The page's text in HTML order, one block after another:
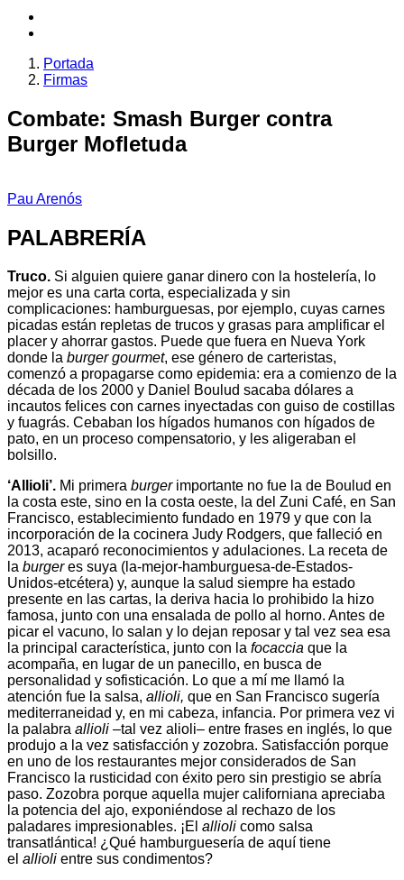
Portada
Firmas
Combate: Smash Burger contra
Burger Mofletuda
Pau Arenós
PALABRERÍA
Truco. Si alguien quiere ganar dinero con la hostelería, lo
mejor es una carta corta, especializada y sin
complicaciones: hamburguesas, por ejemplo, cuyas carnes
picadas están repletas de trucos y grasas para amplificar el
placer y ahorrar gastos. Puede que fuera en Nueva York
donde la burger gourmet, ese género de carteristas,
comenzó a propagarse como epidemia: era a comienzo de la
década de los 2000 y Daniel Boulud sacaba dólares a
incautos felices con carnes inyectadas con guiso de costillas
y fuagrás. Cebaban los hígados humanos con hígados de
pato, en un proceso compensatorio, y les aligeraban el
bolsillo.
‘Allioli’. Mi primera burgerimportante no fue la de Boulud en
la costa este, sino en la costa oeste, la del Zuni Café, en San
Francisco, establecimiento fundado en 1979 y que con la
incorporación de la cocinera Judy Rodgers, que falleció en
2013, acaparó reconocimientos y adulaciones. La receta de
la burgeres suya (la-mejor-hamburguesa-de-Estados-
Unidos-etcétera) y, aunque la salud siempre ha estado
presente en las cartas, la deriva hacia lo prohibido la hizo
famosa, junto con una ensalada de pollo al horno. Antes de
picar el vacuno, lo salan y lo dejan reposar y tal vez sea esa
la principal característica, junto con la focaccia que la
acompaña, en lugar de un panecillo, en busca de
personalidad y sofisticación. Lo que a mí me llamó la
atención fue la salsa, allioli, que en San Francisco sugería
mediterraneidad y, en mi cabeza, infancia. Por primera vez vi
la palabra allioli –tal vez alioli– entre frases en inglés, lo que
produjo a la vez satisfacción y zozobra. Satisfacción porque
en uno de los restaurantes mejor considerados de San
Francisco la rusticidad con éxito pero sin prestigio se abría
paso. Zozobra porque aquella mujer californiana apreciaba
la potencia del ajo, exponiéndose al rechazo de los
paladares impresionables. ¡El allioli como salsa
transatlántica! ¿Qué hamburguesería de aquí tiene
el allioli entre sus condimentos?